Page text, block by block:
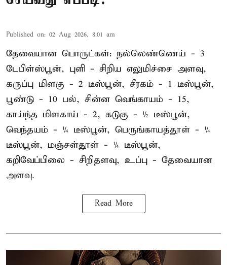
Published on: 02 Aug 2026, 8:01 am
தேவையான பொருட்கள்: நல்லெண்ணெய் - 3
டேபிள்ஸ்பூன், புளி - சிறிய எலுமிச்சை அளவு,
கருப்பு மிளகு - 2 டீஸ்பூன், சீரகம் - 1 டீஸ்பூன்,
பூண்டு - 10 பல், சின்ன வெங்காயம் - 15,
காய்ந்த மிளகாய் - 2, கடுகு - ½ டீஸ்பூன்,
வெந்தயம் - ¼ டீஸ்பூன், பெருங்காயத்தூள் - ¼
டீஸ்பூன், மஞ்சள்தூள் - ¼ டீஸ்பூன்,
கறிவேப்பிலை - சிறிதளவு, உப்பு - தேவையான
அளவு.
Read More